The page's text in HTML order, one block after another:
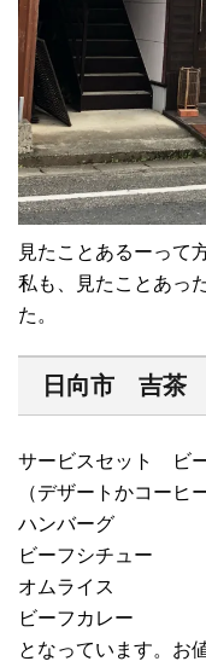
見たことあるーって
私も、見たことあっ
た。
日向市 吉茶
サービスセット ビ
（デザートかコーヒー
ハンバーグ
ビーフシチュー
オムライス
ビーフカレー
となっています。お